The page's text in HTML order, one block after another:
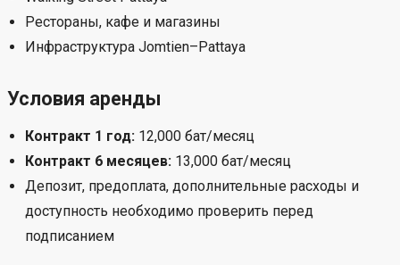
Рестораны, кафе и магазины
Инфраструктура Jomtien–Pattaya
Условия аренды
Контракт 1 год: 12,000 бат/месяц
Контракт 6 месяцев: 13,000 бат/месяц
Депозит, предоплата, дополнительные расходы и
доступность необходимо проверить перед
подписанием